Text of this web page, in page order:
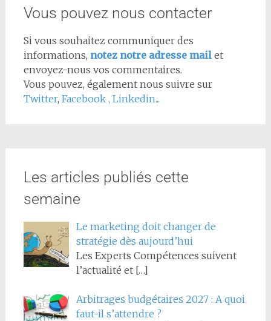
Vous pouvez nous contacter
Si vous souhaitez communiquer des
informations, notez notre adresse mail et
envoyez-nous vos commentaires.
Vous pouvez, également nous suivre sur
Twitter, Facebook , Linkedin...
Les articles publiés cette
semaine
Le marketing doit changer de
stratégie dès aujourd’hui
Les Experts Compétences suivent
l’actualité et […]
Arbitrages budgétaires 2027 : A quoi
faut-il s’attendre ?